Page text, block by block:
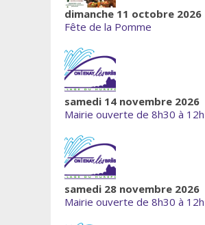
dimanche 11 octobre 2026
Fête de la Pomme
samedi 14 novembre 2026
Mairie ouverte de 8h30 à 12h
samedi 28 novembre 2026
Mairie ouverte de 8h30 à 12h